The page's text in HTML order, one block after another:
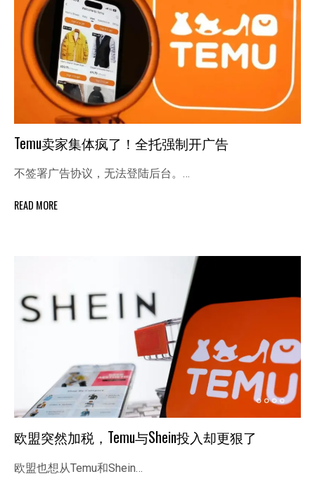
Temu卖家集体疯了！全托强制开广告
不签署广告协议，无法登陆后台。…
READ MORE
欧盟突然加税，Temu与Shein投入却更狠了
欧盟也想从Temu和Shein…